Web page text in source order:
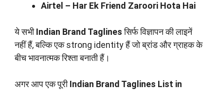
Airtel – Har Ek Friend Zaroori Hota Hai
ये सभीIndian Brand Taglinesसिर्फ विज्ञापन की लाइनें
नहीं हैं, बल्कि एक strong identity हैं जो ब्रांड और ग्राहक के
बीच भावनात्मक रिश्ता बनाती हैं।
अगर आप एक पूरीIndian Brand Taglines List in